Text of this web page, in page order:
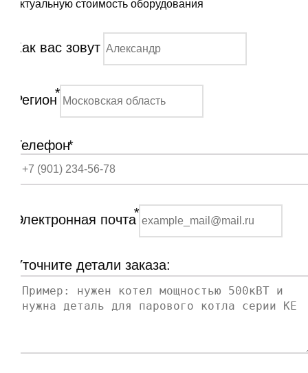
актуальную стоимость оборудования
Как вас зовут
Регион*
Телефон*
Электронная почта*
Уточните детали заказа: